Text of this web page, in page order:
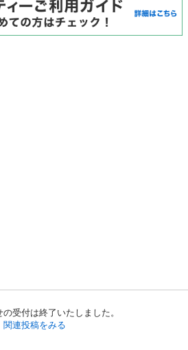
受付は終了いたしました。
関連投稿をみる